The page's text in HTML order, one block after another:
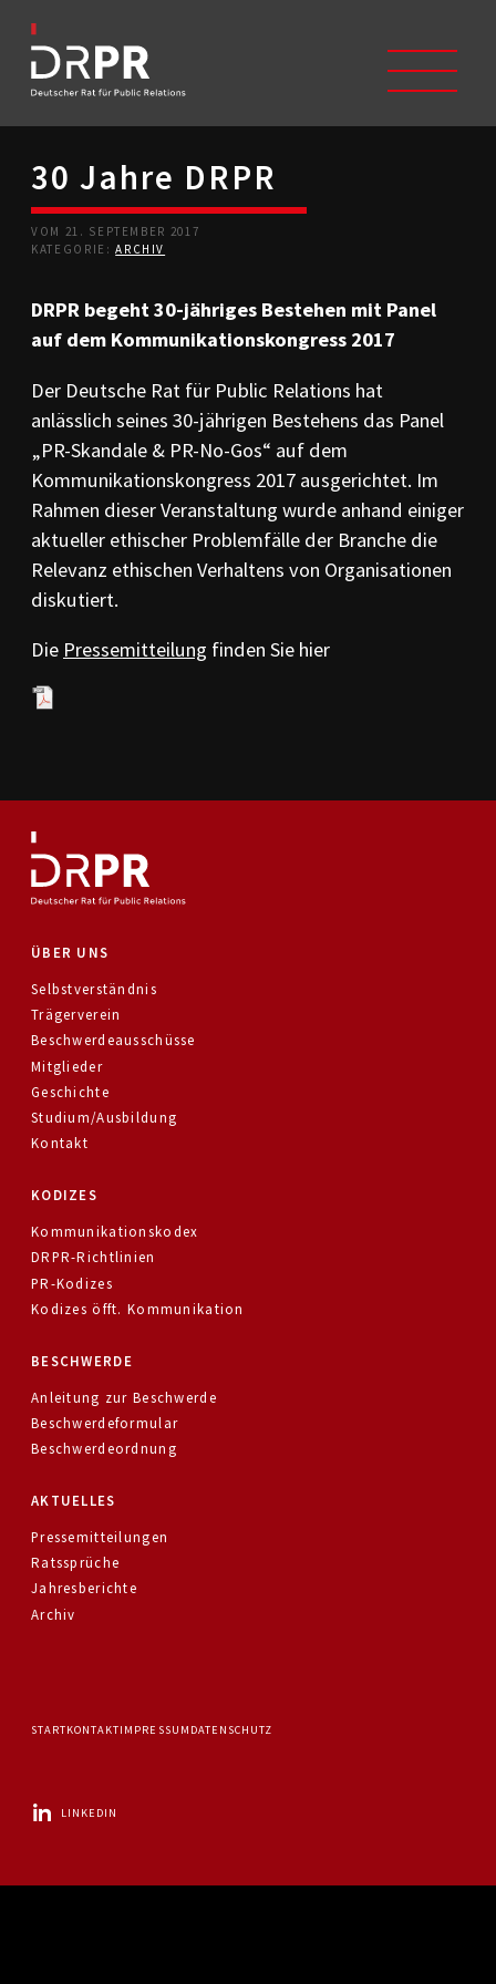
START
ÜBER UNS
Selbstverständnis
Mitglieder
Geschichte
Kontakt
KODIZES
Kommunikationskodex
DRPR-Richtlinien
PR-Kodizes
Kodizes öfft. Kommunikation
BESCHWERDE
Beschwerdeordnung
Archiv
30 Jahre DRPR
VOM 21. SEPTEMBER 2017
KATEGORIE:ARCHIV
DRPR begeht 30-jähriges Bestehen mit Panel
auf dem Kommunikationskongress 2017
Der Deutsche Rat für Public Relations hat
anlässlich seines 30-jährigen Bestehens das Panel
„PR-Skandale & PR-No-Gos“ auf dem
Kommunikationskongress 2017 ausgerichtet. Im
Rahmen dieser Veranstaltung wurde anhand einiger
aktueller ethischer Problemfälle der Branche die
Relevanz ethischen Verhaltens von Organisationen
diskutiert.
Die Pressemitteilung finden Sie hier
ÜBER UNS
Selbstverständnis
Trägerverein
Beschwerdeausschüsse
Mitglieder
Geschichte
Studium/Ausbildung
Kontakt
KODIZES
Kommunikationskodex
DRPR-Richtlinien
PR-Kodizes
Kodizes öfft. Kommunikation
BESCHWERDE
Anleitung zur Beschwerde
Beschwerdeformular
Beschwerdeordnung
AKTUELLES
Pressemitteilungen
Ratssprüche
Jahresberichte
Archiv
STARTKONTAKTIMPRESSUM DATENSCHUTZ
LINKEDIN